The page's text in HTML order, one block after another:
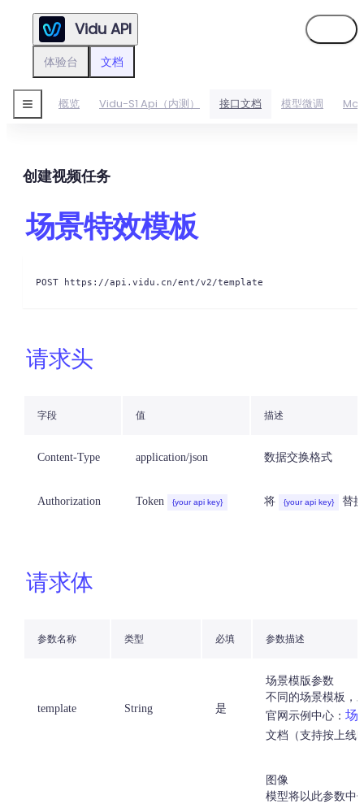
Vidu API
体验台 文档
概览 Vidu-S1 Api（内测） 接口文档 模型微调
创建视频任务
场景特效模板
POST https://api.vidu.cn/ent/v2/template
请求头
字段 值 描述
Content-Type application/json 数据交换格式
Authorization Token {your api key} 将 {your api key} 替
请求体
参数名称 类型 必填 参数描述
template String 是
场景模版参数
不同的场景模板，
官网示例中心： 场
文档（支持按上线
图像
模型将以此参数中